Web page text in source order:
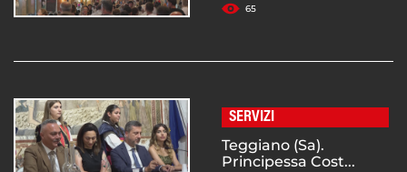
65
SERVIZI
Teggiano (Sa).
Principessa Cost...